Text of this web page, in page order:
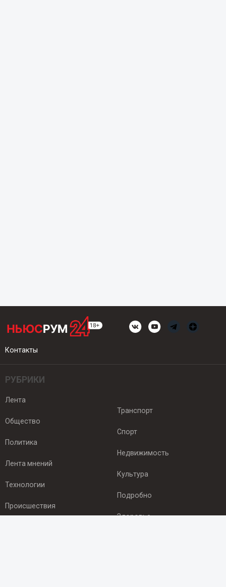
Контакты
РУБРИКИ
Лента
Общество
Политика
Лента мнений
Технологии
Происшествия
Транспорт
Спорт
Недвижимость
Культура
Подробно
Здоровье